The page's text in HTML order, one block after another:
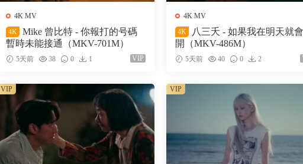
4K MV
4K
Mike 曾比特 - 你報打的号碼
暫時未能接通（MKV-701M）
5天前 38 0 1 VIP
4K MV
4K
八三夭 - 如果我在明天就
開（MKV-486M）
5天前 40 0 2
VIP VIP